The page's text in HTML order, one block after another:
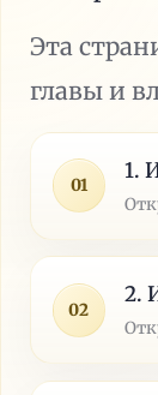
Эта
главы и
01
1.
02
2.